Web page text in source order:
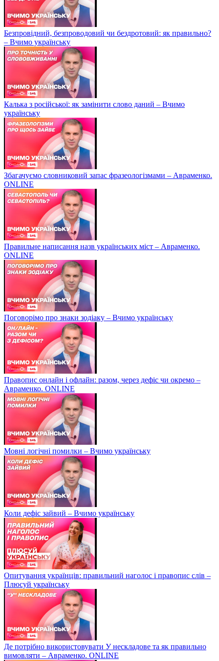
Безпровідний, безпроводовий чи бездротовий: як правильно?
– Вчимо українську
Калька з російської: як замінити слово даний – Вчимо
українську
Збагачуємо словниковий запас фразеологізмами – Авраменко.
ONLINE
Правильне написання назв українських міст – Авраменко.
ONLINE
Поговорімо про знаки зодіаку – Вчимо українську
Правопис онлайн і офлайн: разом, через дефіс чи окремо –
Авраменко. ONLINE
Мовні логічні помилки – Вчимо українську
Коли дефіс зайвий – Вчимо українську
Опитування українців: правильний наголос і правопис слів –
Плюсуй українську
Де потрібно використовувати У нескладове та як правильно
вимовляти – Авраменко. ONLINE